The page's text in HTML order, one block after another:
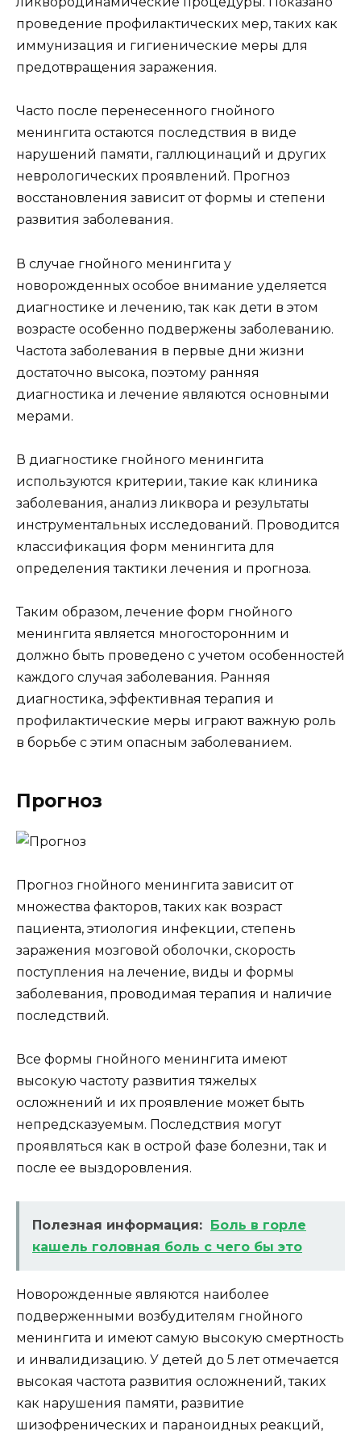
проведение профилактических мер, таких как
иммунизация и гигиенические меры для
предотвращения заражения.
Часто после перенесенного гнойного
менингита остаются последствия в виде
нарушений памяти, галлюцинаций и других
неврологических проявлений. Прогноз
восстановления зависит от формы и степени
развития заболевания.
В случае гнойного менингита у
новорожденных особое внимание уделяется
диагностике и лечению, так как дети в этом
возрасте особенно подвержены заболеванию.
Частота заболевания в первые дни жизни
достаточно высока, поэтому ранняя
диагностика и лечение являются основными
мерами.
В диагностике гнойного менингита
используются критерии, такие как клиника
заболевания, анализ ликвора и результаты
инструментальных исследований. Проводится
классификация форм менингита для
определения тактики лечения и прогноза.
Таким образом, лечение форм гнойного
менингита является многосторонним и
должно быть проведено с учетом особенностей
каждого случая заболевания. Ранняя
диагностика, эффективная терапия и
профилактические меры играют важную роль
в борьбе с этим опасным заболеванием.
Прогноз
Прогноз гнойного менингита зависит от
множества факторов, таких как возраст
пациента, этиология инфекции, степень
заражения мозговой оболочки, скорость
поступления на лечение, виды и формы
заболевания, проводимая терапия и наличие
последствий.
Все формы гнойного менингита имеют
высокую частоту развития тяжелых
осложнений и их проявление может быть
непредсказуемым. Последствия могут
проявляться как в острой фазе болезни, так и
после ее выздоровления.
Полезная информация: Боль в горле
кашель головная боль с чего бы это
Новорожденные являются наиболее
подверженными возбудителям гнойного
менингита и имеют самую высокую смертность
и инвалидизацию. У детей до 5 лет отмечается
высокая частота развития осложнений, таких
как нарушения памяти, развитие
шизофренических и параноидных реакций,